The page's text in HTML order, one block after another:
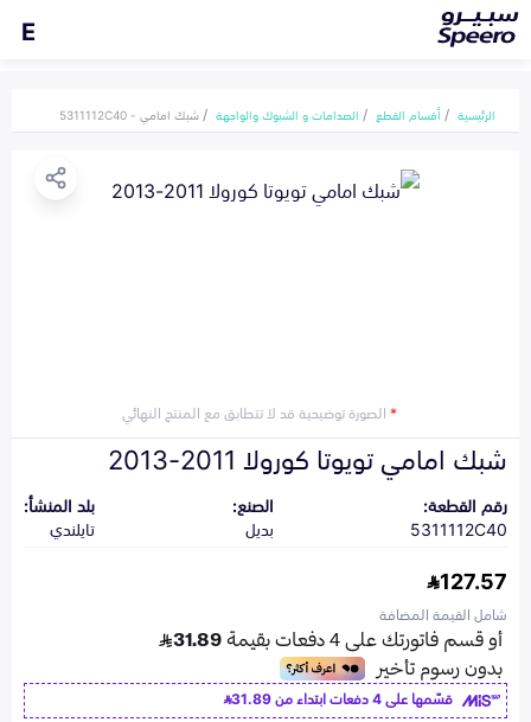
E
الرئيسية أقسام القطع الصدامات و الشبوك والواجهة شبك امامي - 5311112C40
*الصورة توضيحية قد لا تتطابق مع المنتج النهائي
شبك امامي تويوتا كورولا 2011-2013
رقم القطعة:
5311112C40
الصنع:
بديل
بلد المنشأ:
تايلندي
127.57
شامل القيمة المضافة
قسّمها على 4 دفعات ابتداء من
31.89